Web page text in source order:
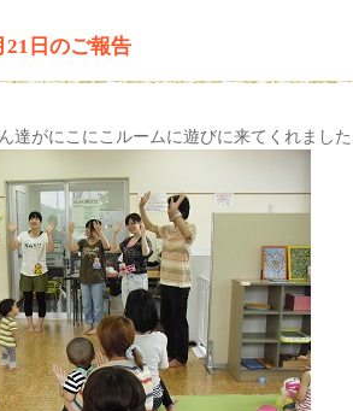
21日のご報告
達がにこにこルームに遊びに来てくれました